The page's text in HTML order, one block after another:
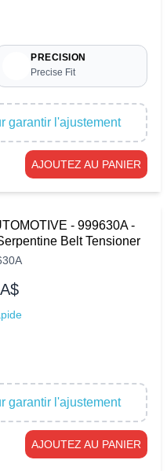
PRECISION
Precise Fit
garantir l'ajustement
AJOUTEZ AU PANIER
- 999630A -
Belt Tensioner
garantir l'ajustement
AJOUTEZ AU PANIER